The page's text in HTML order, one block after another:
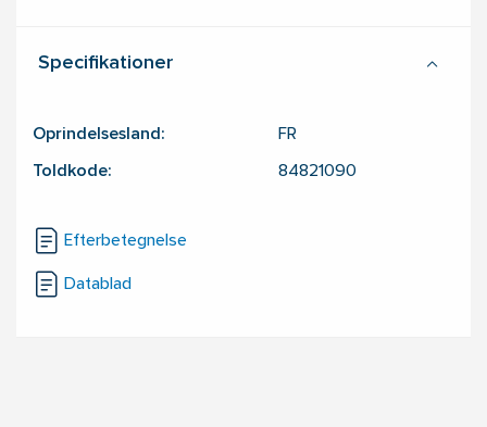
Specifikationer
Oprindelsesland: FR
Toldkode: 84821090
Efterbetegnelse
Datablad